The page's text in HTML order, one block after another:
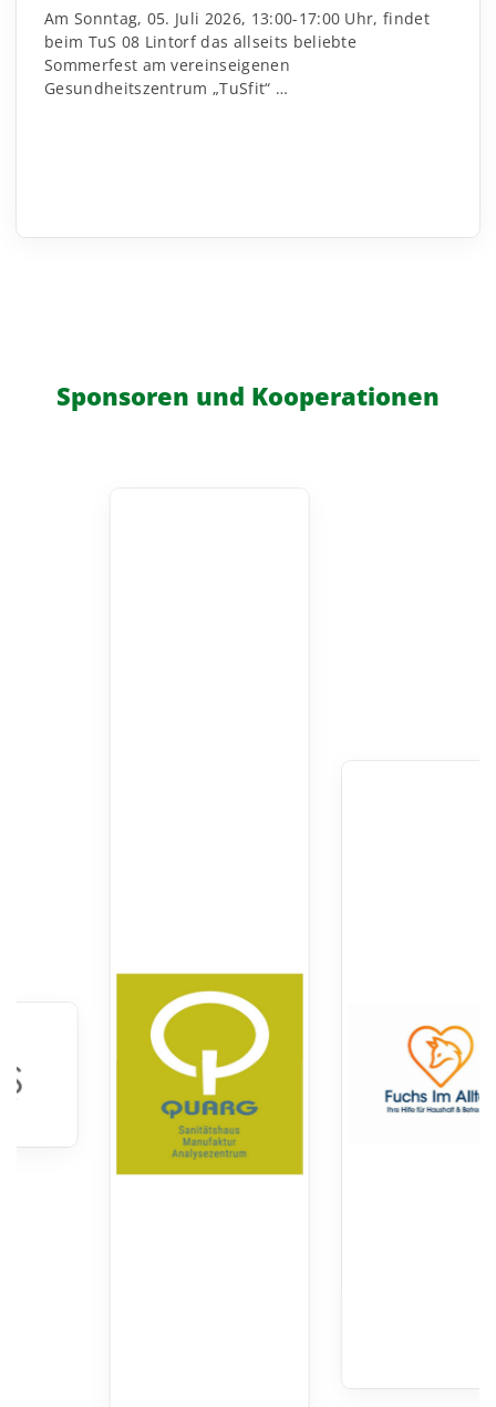
Am Sonntag, 05. Juli 2026, 13:00-17:00 Uhr, findet
beim TuS 08 Lintorf das allseits beliebte
Sommerfest am vereinseigenen
Gesundheitszentrum „TuSfit“ …
Sponsoren und Kooperationen